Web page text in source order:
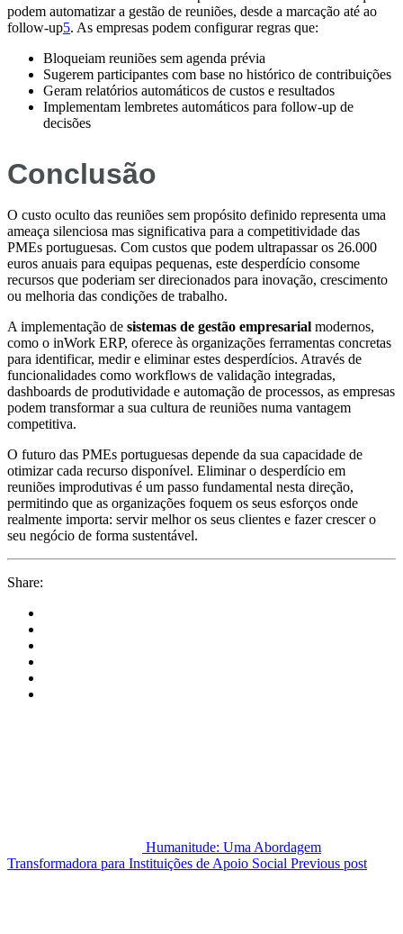
podem automatizar a gestão de reuniões, desde a marcação até ao
follow-up5. As empresas podem configurar regras que:
Bloqueiam reuniões sem agenda prévia
Sugerem participantes com base no histórico de contribuições
Geram relatórios automáticos de custos e resultados
Implementam lembretes automáticos para follow-up de
decisões
Conclusão
O custo oculto das reuniões sem propósito definido representa uma
ameaça silenciosa mas significativa para a competitividade das
PMEs portuguesas. Com custos que podem ultrapassar os 26.000
euros anuais para equipas pequenas, este desperdício consome
recursos que poderiam ser direcionados para inovação, crescimento
ou melhoria das condições de trabalho.
A implementação de sistemas de gestão empresarial modernos,
como o inWork ERP, oferece às organizações ferramentas concretas
para identificar, medir e eliminar estes desperdícios. Através de
funcionalidades como workflows de validação integradas,
dashboards de produtividade e automação de processos, as empresas
podem transformar a sua cultura de reuniões numa vantagem
competitiva.
O futuro das PMEs portuguesas depende da sua capacidade de
otimizar cada recurso disponível. Eliminar o desperdício em
reuniões improdutivas é um passo fundamental nesta direção,
permitindo que as organizações foquem os seus esforços onde
realmente importa: servir melhor os seus clientes e fazer crescer o
seu negócio de forma sustentável.
Share:
Humanitude: Uma Abordagem
Transformadora para Instituições de Apoio Social Previous post